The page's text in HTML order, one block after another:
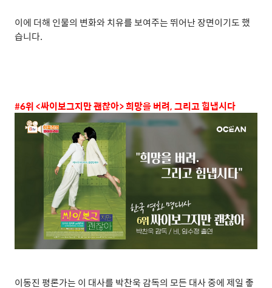
이에 더해 인물의 변화와 치유를 보여주는 뛰어난 장면이기도 했
습니다.
#6위<싸이보그지만 괜찮아>희망을 버려,그리고 힘냅시다
이동진 평론가는 이 대사를 박찬욱 감독의 모든 대사 중에 제일 좋